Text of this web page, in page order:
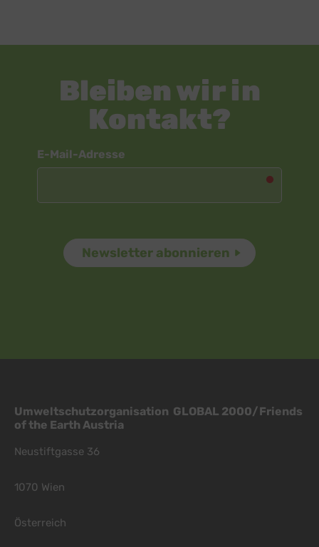
Bleiben wir in
Kontakt?
E-Mail-Adresse
Umweltschutzorganisation GLOBAL 2000/Friends
of the Earth Austria
Neustiftgasse 36
1070 Wien
Österreich